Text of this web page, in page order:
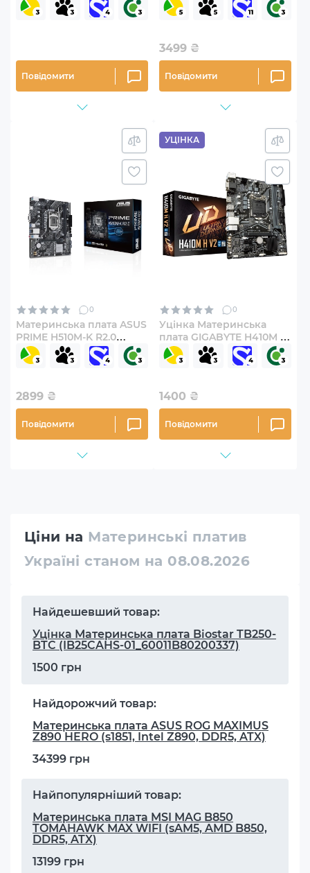
Повідомити
mATX)
3499 ₴
Повідомити
0
Материнська плата ASUS
PRIME H510M-K R2.0
(s1200, Intel H510, DDR4,
mATX)
2899 ₴
Повідомити
УЦІНКА
0
Уцінка Материнська
плата GIGABYTE H410M H
V2 (SN22344A002281)
1400 ₴
Повідомити
Ціни на Материнські платив
Україні станом на 08.08.2026
Найдешевший товар:
Уцінка Материнська плата Biostar TB250-
BTC (IB25CAHS-01_60011B80200337)
1500 грн
Найдорожчий товар:
Материнська плата ASUS ROG MAXIMUS
Z890 HERO (s1851, Intel Z890, DDR5, ATX)
34399 грн
Найпопулярніший товар:
Материнська плата MSI MAG B850
TOMAHAWK MAX WIFI (sAM5, AMD B850,
DDR5, ATX)
13199 грн